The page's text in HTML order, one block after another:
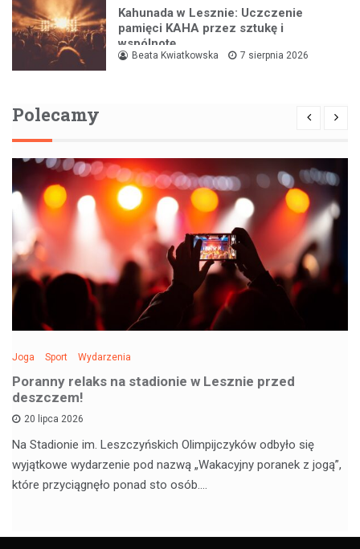
Kahunada w Lesznie: Uczczenie
pamięci KAHA przez sztukę i
wspólnotę
Beata Kwiatkowska 7 sierpnia 2026
Polecamy
Joga Sport Wydarzenia
Poranny relaks na stadionie w Lesznie przed
deszczem!
20 lipca 2026
Na Stadionie im. Leszczyńskich Olimpijczyków odbyło się
wyjątkowe wydarzenie pod nazwą „Wakacyjny poranek z jogą”,
które przyciągnęło ponad sto osób.…